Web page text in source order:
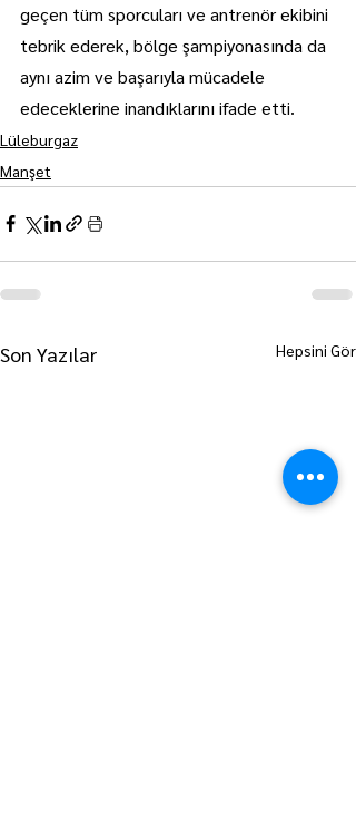
geçen tüm sporcuları ve antrenör ekibini
tebrik ederek, bölge şampiyonasında da
aynı azim ve başarıyla mücadele
edeceklerine inandıklarını ifade etti.
Lüleburgaz
Manşet
Son Yazılar Hepsini Gör